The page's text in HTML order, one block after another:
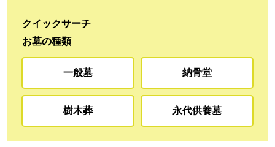
クイックサーチ
お墓の種類
一般墓 納骨堂
樹木葬 永代供養墓